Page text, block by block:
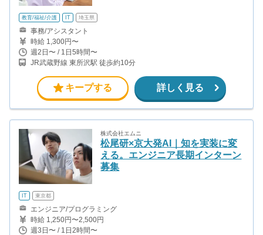
教育/福祉/介護 IT 埼玉県
事務/アシスタント
時給 1,300円〜
週2日〜 / 1日5時間〜
JR武蔵野線 東所沢駅 徒歩約10分
キープする 詳しく見る
株式会社エムニ
松尾研×京大発AI｜知を実装に変
える。エンジニア長期インターン
募集
IT 東京都
エンジニア/プログラミング
時給 1,250円〜2,500円
週3日〜 / 1日2時間〜